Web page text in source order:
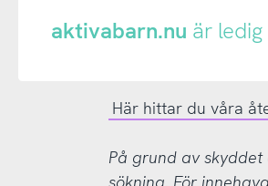
.se-
eller
.nu-
aktivabarn.nu är ledig
Här hittar du våra
På grund av